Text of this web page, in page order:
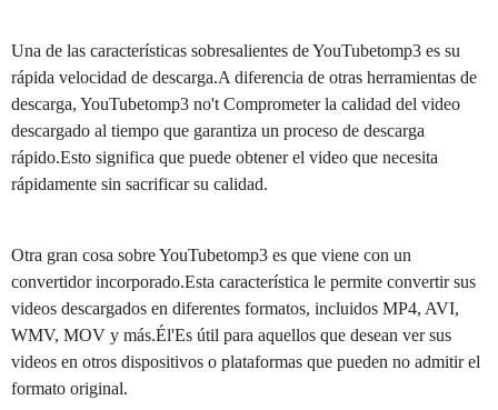
Una de las características sobresalientes de YouTubetomp3 es su
rápida velocidad de descarga.A diferencia de otras herramientas de
descarga, YouTubetomp3 no't Comprometer la calidad del video
descargado al tiempo que garantiza un proceso de descarga
rápido.Esto significa que puede obtener el video que necesita
rápidamente sin sacrificar su calidad.
Otra gran cosa sobre YouTubetomp3 es que viene con un
convertidor incorporado.Esta característica le permite convertir sus
videos descargados en diferentes formatos, incluidos MP4, AVI,
WMV, MOV y más.Él'Es útil para aquellos que desean ver sus
videos en otros dispositivos o plataformas que pueden no admitir el
formato original.